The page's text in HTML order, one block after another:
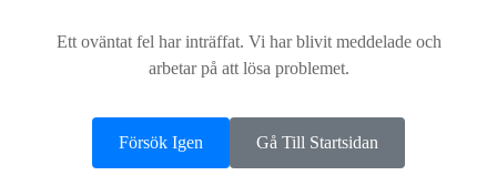
Ett oväntat fel har inträffat. Vi har blivit meddelade och
arbetar på att lösa problemet.
Försök Igen Gå Till Startsidan